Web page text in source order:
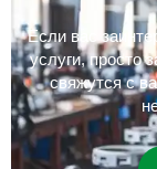
Если вас
услуги, просто
свяжутся с